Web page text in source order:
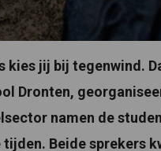
jij bij tegenwind.
Dronten,
namen de
Beide sprekers